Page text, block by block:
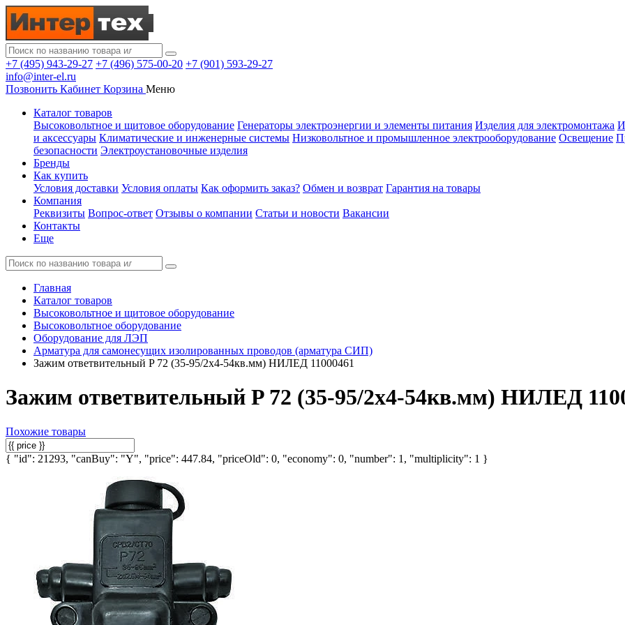
+7 (495) 943-29-27 +7 (496) 575-00-20 +7 (901) 593-29-27
info@inter-el.ru
Позвонить Кабинет Корзина Меню
Каталог товаров
Высоковольтное и щитовое оборудование Генераторы электроэнергии и элементы питания Изделия для электромонтажа
и аксессуары Климатические и инженерные системы Низковольтное и промышленное электрооборудование Освещение
безопасности Электроустановочные изделия
Бренды
Как купить
Условия доставки Условия оплаты Как оформить заказ? Обмен и возврат Гарантия на товары
Компания
Реквизиты Вопрос-ответ Отзывы о компании Статьи и новости Вакансии
Контакты
Еще
Главная
Каталог товаров
Высоковольтное и щитовое оборудование
Высоковольтное оборудование
Оборудование для ЛЭП
Арматура для самонесущих изолированных проводов (арматура СИП)
Зажим ответвительный P 72 (35-95/2х4-54кв.мм) НИЛЕД 11000461
Зажим ответвительный P 72 (35-95/2х4-54кв.мм) НИЛЕД
Похожие товары
{ "id": 21293, "canBuy": "Y", "price": 447.84, "priceOld": 0, "economy": 0, "number": 1, "multiplicity": 1 }